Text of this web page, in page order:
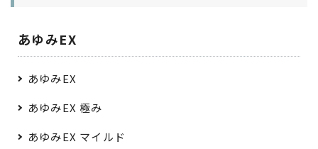
あゆみEX
あゆみEX
あゆみEX 極み
あゆみEX マイルド